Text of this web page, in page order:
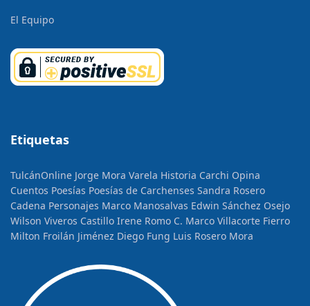
El Equipo
Etiquetas
TulcánOnline Jorge Mora Varela Historia Carchi Opina
Cuentos Poesías Poesías de Carchenses Sandra Rosero
Cadena Personajes Marco Manosalvas Edwin Sánchez Osejo
Wilson Viveros Castillo Irene Romo C. Marco Villacorte Fierro
Milton Froilán Jiménez Diego Fung Luis Rosero Mora